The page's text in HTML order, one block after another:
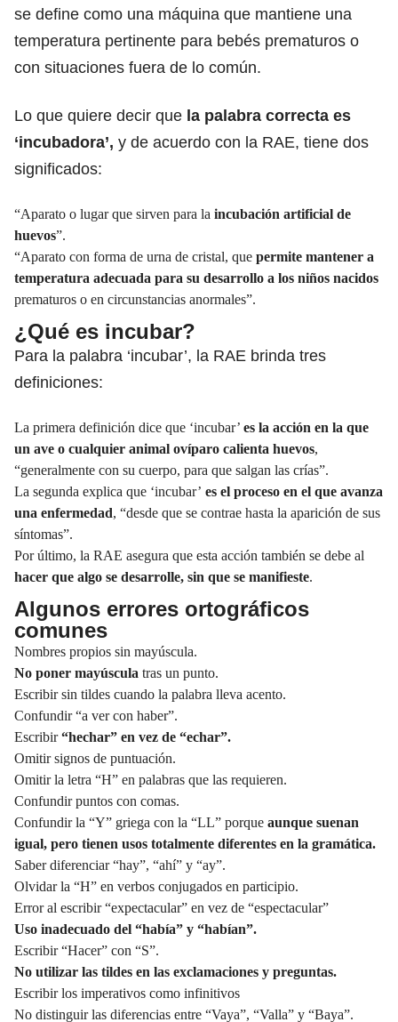
se define como una máquina que mantiene una
temperatura pertinente para bebés prematuros o
con situaciones fuera de lo común.
Lo que quiere decir que la palabra correcta es
‘incubadora’, y de acuerdo con la RAE, tiene dos
significados:
“Aparato o lugar que sirven para la incubación artificial de
huevos”.
“Aparato con forma de urna de cristal, que permite mantener a
temperatura adecuada para su desarrollo a los niños nacidos
prematuros o en circunstancias anormales”.
¿Qué es incubar?
Para la palabra ‘incubar’, la RAE brinda tres
definiciones:
La primera definición dice que ‘incubar’ es la acción en la que
un ave o cualquier animal ovíparo calienta huevos,
“generalmente con su cuerpo, para que salgan las crías”.
La segunda explica que ‘incubar’ es el proceso en el que avanza
una enfermedad, “desde que se contrae hasta la aparición de sus
síntomas”.
Por último, la RAE asegura que esta acción también se debe al
hacer que algo se desarrolle, sin que se manifieste.
Algunos errores ortográficos
comunes
Nombres propios sin mayúscula.
No poner mayúscula tras un punto.
Escribir sin tildes cuando la palabra lleva acento.
Confundir “a ver con haber”.
Escribir“hechar” en vez de “echar”.
Omitir signos de puntuación.
Omitir la letra “H” en palabras que las requieren.
Confundir puntos con comas.
Confundir la “Y” griega con la “LL” porque aunque suenan
igual, pero tienen usos totalmente diferentes en la gramática.
Saber diferenciar “hay”, “ahí” y “ay”.
Olvidar la “H” en verbos conjugados en participio.
Error al escribir “expectacular” en vez de “espectacular”
Uso inadecuado del “había” y “habían”.
Escribir “Hacer” con “S”.
No utilizar las tildes en las exclamaciones y preguntas.
Escribir los imperativos como infinitivos
No distinguir las diferencias entre “Vaya”, “Valla” y “Baya”.